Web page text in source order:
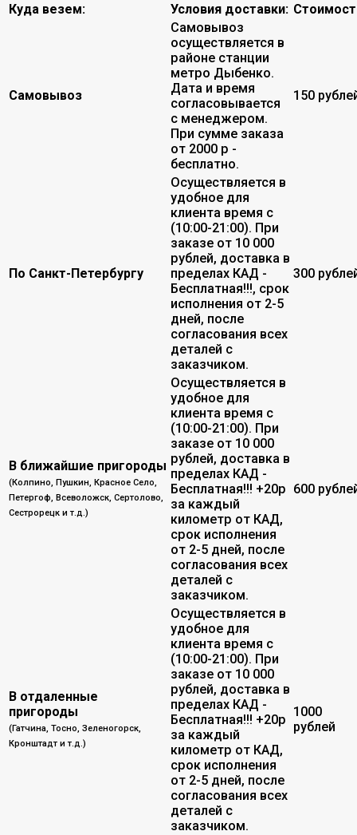
Куда везем: Условия доставки:
Самовывоз
Самовывоз
осуществляется в
районе станции
метро Дыбенко.
Дата и время
согласовывается
с менеджером.
При сумме заказа
от 2000 р -
бесплатно.
150
По Санкт-Петербургу
Осуществляется в
удобное для
клиента время с
(10:00-21:00). При
заказе от 10 000
рублей, доставка в
пределах КАД -
Бесплатная!!!, срок
исполнения от 2-5
дней, после
согласования всех
деталей с
заказчиком.
300
В ближайшие пригороды
(Колпино, Пушкин, Красное Село,
Петергоф, Всеволожск, Сертолово,
Сестрорецк и т.д.)
Осуществляется в
удобное для
клиента время с
(10:00-21:00). При
заказе от 10 000
рублей, доставка в
пределах КАД -
Бесплатная!!! +20р
за каждый
километр от КАД,
срок исполнения
от 2-5 дней, после
согласования всех
деталей с
заказчиком.
600
В отдаленные
пригороды
(Гатчина, Тосно, Зеленогорск,
Кронштадт и т.д.)
Осуществляется в
удобное для
клиента время с
(10:00-21:00). При
заказе от 10 000
рублей, доставка в
пределах КАД -
Бесплатная!!! +20р
за каждый
километр от КАД,
срок исполнения
от 2-5 дней, после
согласования всех
деталей с
заказчиком.
1000
рублей